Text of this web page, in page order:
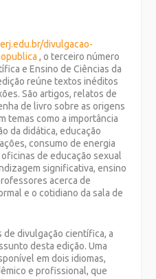
divulgacao-
, o terceiro número
e Ensino de Ciências da
reúne textos inéditos
São artigos, relatos de
de livro sobre as origens
temas como a importância
da didática, educação
consumo de energia
de educação sexual
significativa, ensino
acerca de
e o cotidiano da sala de
de divulgação científica, a
desta edição. Uma
em dois idiomas,
e profissional, que